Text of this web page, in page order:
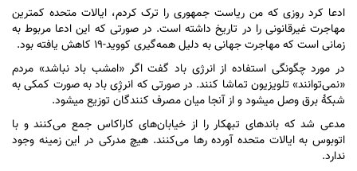
ادعا کرد روزی که من ریاست جمهوری را ترک کردم، ایالات متحده کمترین
مهاجرت غیرقانونی را در تاریخ داشته است. در صورتی که این ادعا مربوط به
زمانی است که مهاجرت جهانی به دلیل همه‌گیری کووید-۱۹ کاهش یافته بود.
در مورد چگونگی استفاده از انرژی باد گفت اگر «امشب باد نباشد» مردم
«نمی‌توانند» تلویزیون تماشا کنند. در صورتی که انرژِی باد به صورت کمکی به
شبکۀ برق وصل می‎شود و از آنجا میان مصرف کنندگان توزیع می‎شود.
مدعی شد که باندهای تبهکار را از خیابان‌های کاراکاس جمع می‌کنند و با
اتوبوس به ایالات متحده آورده رها می‌کنند. هیچ مدرکی در این زمینه وجود
ندارد.